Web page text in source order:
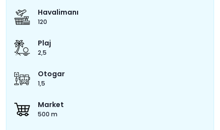
Havalimanı
120
Plaj
2,5
Otogar
1,5
Market
500 m